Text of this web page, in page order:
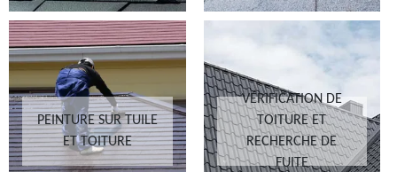
PEINTURE SUR TUILE
ET TOITURE
VÉRIFICATION DE
TOITURE ET
RECHERCHE DE
FUITE